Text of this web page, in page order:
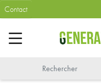
Contact